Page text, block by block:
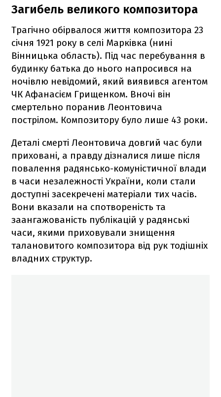
Загибель великого композитора
Трагічно обірвалося життя композитора 23
січня 1921 року в селі Марківка (нині
Вінницька область). Під час перебування в
будинку батька до нього напросився на
ночівлю невідомий, який виявився агентом
ЧК Афанасієм Грищенком. Вночі він
смертельно поранив Леонтовича
пострілом. Композитору було лише 43 роки.
Деталі смерті Леонтовича довгий час були
приховані, а правду дізналися лише після
повалення радянсько-комуністичної влади
в часи незалежності України, коли стали
доступні засекречені матеріали тих часів.
Вони вказали на спотвореність та
заангажованість публікацій у радянські
часи, якими приховували знищення
талановитого композитора від рук тодішніх
владних структур.